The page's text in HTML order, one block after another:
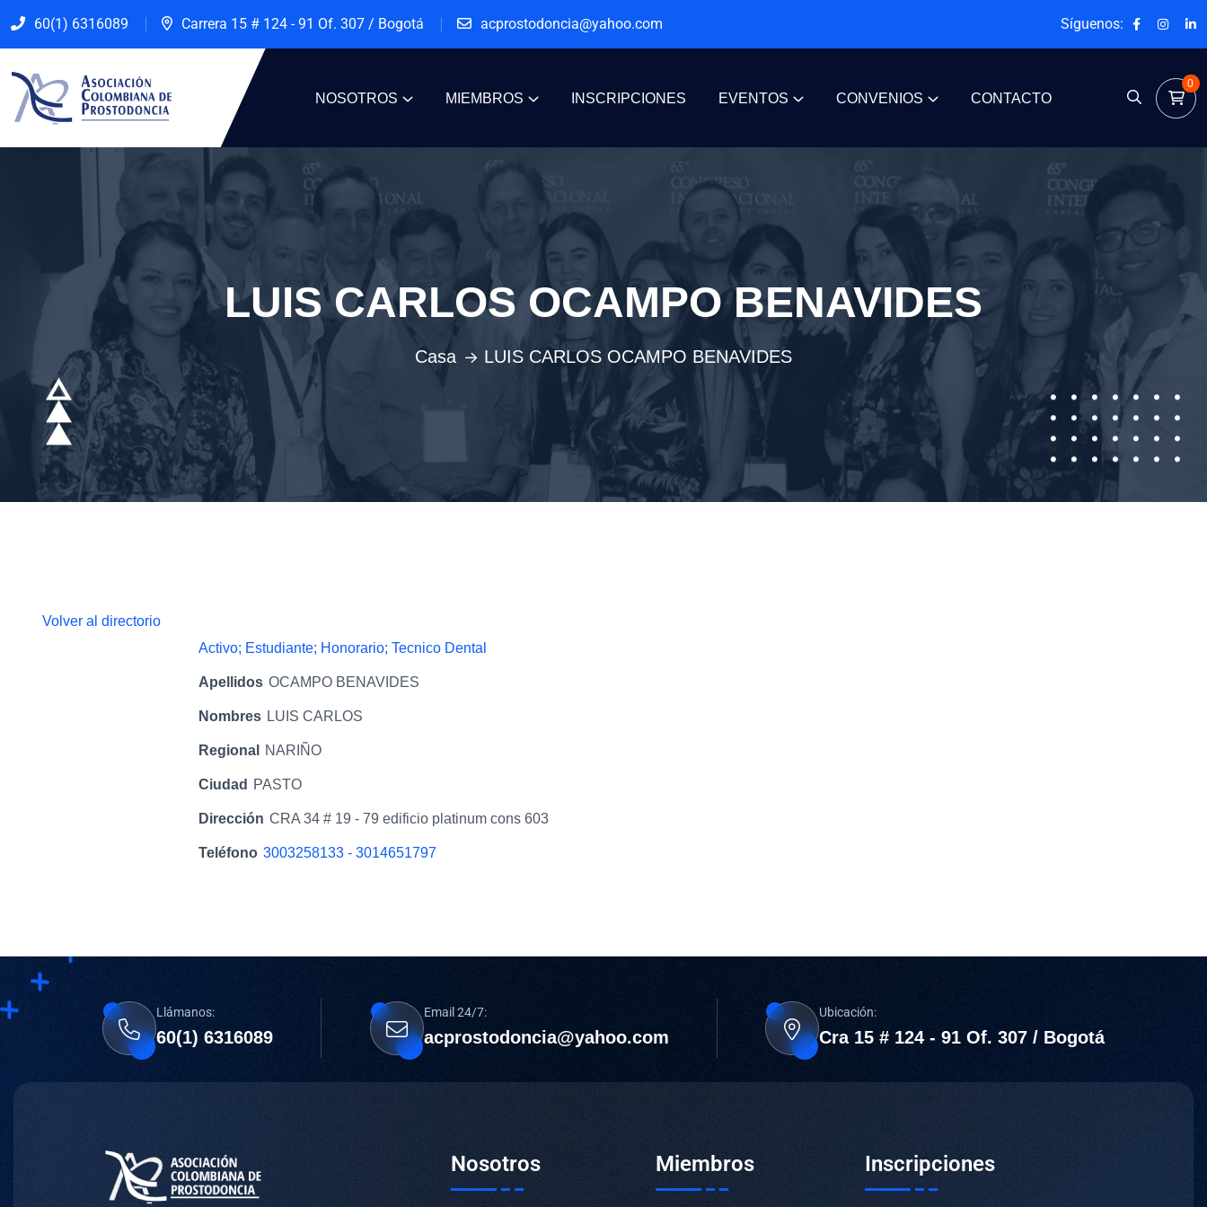
60(1) 6316089 Carrera 15 # 124 - 91 Of. 307 / Bogotá acprostodoncia@yahoo.com Síguenos:
NOSOTROS MIEMBROS INSCRIPCIONES EVENTOS CONVENIOS CONTACTO
0
LUIS CARLOS OCAMPO BENAVIDES
Casa LUIS CARLOS OCAMPO BENAVIDES
Volver al directorio
Activo; Estudiante; Honorario; Tecnico Dental
Apellidos OCAMPO BENAVIDES
Nombres LUIS CARLOS
Regional NARIÑO
Ciudad PASTO
Dirección CRA 34 # 19 - 79 edificio platinum cons 603
Teléfono 3003258133 - 3014651797
Llámanos:
60(1) 6316089
Email 24/7:
acprostodoncia@yahoo.com
Ubicación:
Cra 15 # 124 - 91 Of. 307 / Bogotá
Nosotros Miembros Inscripciones